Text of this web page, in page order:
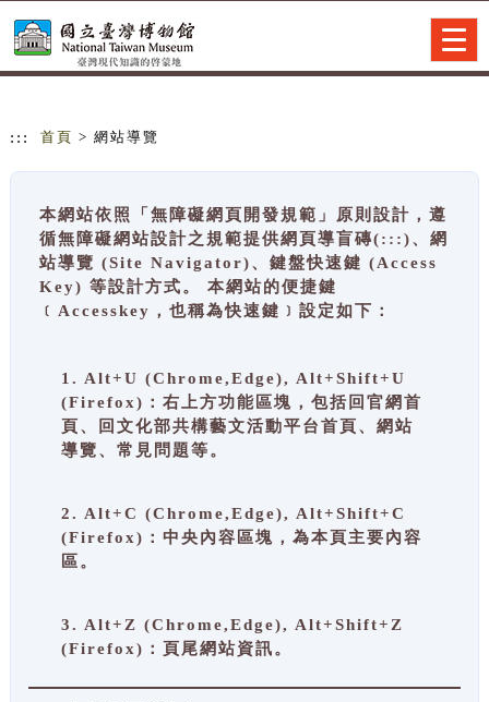
::: 首頁 > 網站導覽
本網站依照「無障礙網頁開發規範」原則設計，遵
循無障礙網站設計之規範提供網頁導盲磚(:::)、網
站導覽 (Site Navigator)、鍵盤快速鍵 (Access
Key) 等設計方式。 本網站的便捷鍵
﹝Accesskey，也稱為快速鍵﹞設定如下：
1. Alt+U (Chrome,Edge), Alt+Shift+U
(Firefox)：右上方功能區塊，包括回官網首
頁、回文化部共構藝文活動平台首頁、網站
導覽、常見問題等。
2. Alt+C (Chrome,Edge), Alt+Shift+C
(Firefox)：中央內容區塊，為本頁主要內容
區。
3. Alt+Z (Chrome,Edge), Alt+Shift+Z
(Firefox)：頁尾網站資訊。